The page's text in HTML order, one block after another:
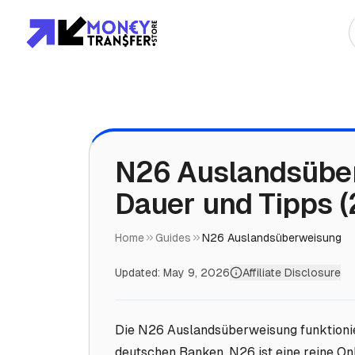
Asien
Afrika
Europa
Amerika
N26
Dauer und Tipps
Home Guides N26 Auslandsüberweisung
Updated: May 9, 2026 Affiliate Disclosure
Die N26 Auslandsüberweisung